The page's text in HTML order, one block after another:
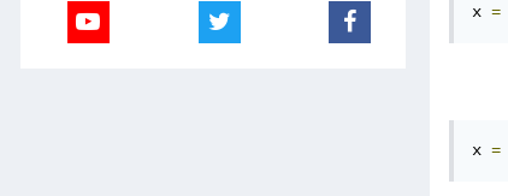
x =
x =